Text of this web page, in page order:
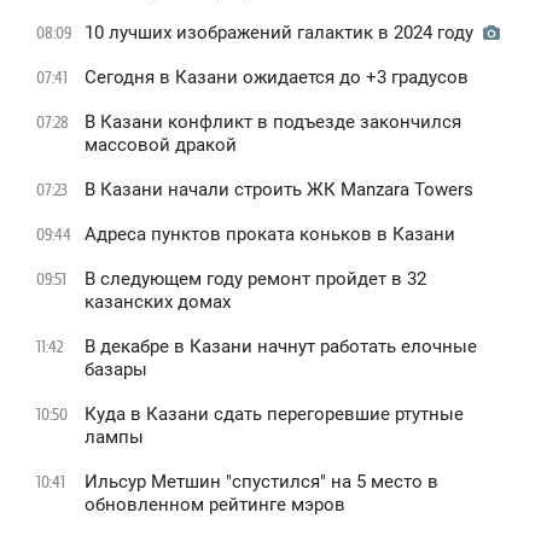
08:09 10 лучших изображений галактик в 2024 году
07:41 Сегодня в Казани ожидается до +3 градусов
07:28
В Казани конфликт в подъезде закончился
массовой дракой
07:23 В Казани начали строить ЖК Manzara Towers
09:44 Адреса пунктов проката коньков в Казани
09:51
В следующем году ремонт пройдет в 32
казанских домах
11:42
В декабре в Казани начнут работать елочные
базары
10:50
Куда в Казани сдать перегоревшие ртутные
лампы
10:41
Ильсур Метшин "спустился" на 5 место в
обновленном рейтинге мэров